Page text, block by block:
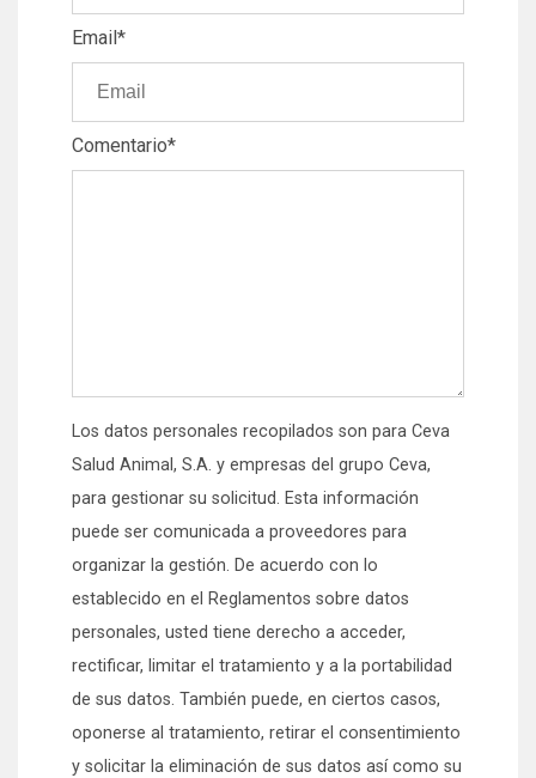
Email*
Comentario*
Los datos personales recopilados son para Ceva
Salud Animal, S.A. y empresas del grupo Ceva,
para gestionar su solicitud. Esta información
puede ser comunicada a proveedores para
organizar la gestión. De acuerdo con lo
establecido en el Reglamentos sobre datos
personales, usted tiene derecho a acceder,
rectificar, limitar el tratamiento y a la portabilidad
de sus datos. También puede, en ciertos casos,
oponerse al tratamiento, retirar el consentimiento
y solicitar la eliminación de sus datos así como su